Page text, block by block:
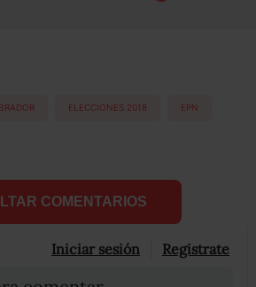
ELECCIONES 2018 EPN
COMENTARIOS
Iniciar sesión Registrate